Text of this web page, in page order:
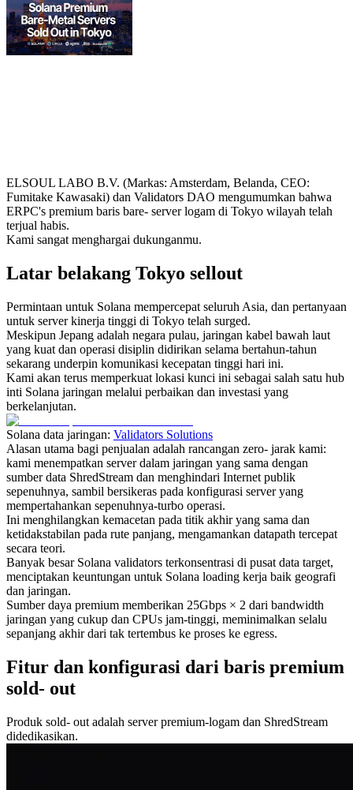
ELSOUL LABO B.V. (Markas: Amsterdam, Belanda, CEO:
Fumitake Kawasaki) dan Validators DAO mengumumkan bahwa
ERPC's premium baris bare- server logam di Tokyo wilayah telah
terjual habis.
Kami sangat menghargai dukunganmu.
Latar belakang Tokyo sellout
Permintaan untuk Solana mempercepat seluruh Asia, dan pertanyaan
untuk server kinerja tinggi di Tokyo telah surged.
Meskipun Jepang adalah negara pulau, jaringan kabel bawah laut
yang kuat dan operasi disiplin didirikan selama bertahun-tahun
sekarang underpin komunikasi kecepatan tinggi hari ini.
Kami akan terus memperkuat lokasi kunci ini sebagai salah satu hub
inti Solana jaringan melalui perbaikan dan investasi yang
berkelanjutan.
Solana data jaringan: Validators Solutions
Alasan utama bagi penjualan adalah rancangan zero- jarak kami:
kami menempatkan server dalam jaringan yang sama dengan
sumber data ShredStream dan menghindari Internet publik
sepenuhnya, sambil bersikeras pada konfigurasi server yang
mempertahankan sepenuhnya-turbo operasi.
Ini menghilangkan kemacetan pada titik akhir yang sama dan
ketidakstabilan pada rute panjang, mengamankan datapath tercepat
secara teori.
Banyak besar Solana validators terkonsentrasi di pusat data target,
menciptakan keuntungan untuk Solana loading kerja baik geografi
dan jaringan.
Sumber daya premium memberikan 25Gbps × 2 dari bandwidth
jaringan yang cukup dan CPUs jam-tinggi, meminimalkan selalu
sepanjang akhir dari tak tertembus ke proses ke egress.
Fitur dan konfigurasi dari baris premium
sold- out
Produk sold- out adalah server premium-logam dan ShredStream
didedikasikan.